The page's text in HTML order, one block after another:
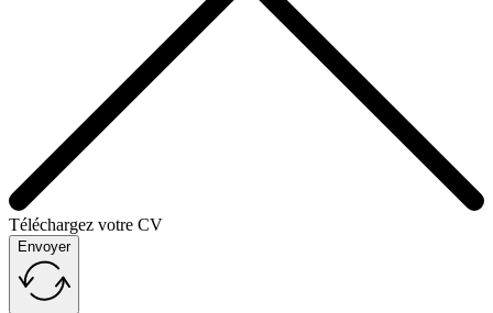
Téléchargez votre CV
Envoyer